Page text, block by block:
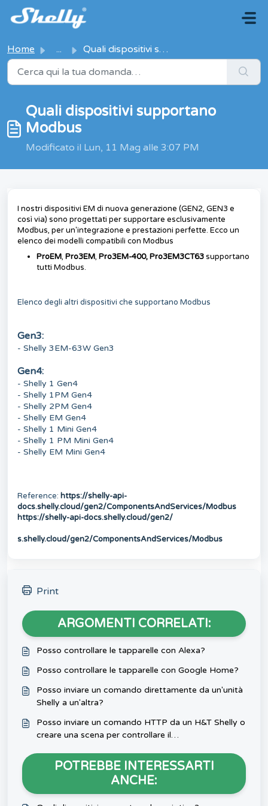
Salta al contenuto principale
Home ... Quali dispositivi supportano Modbus
Quali dispositivi supportano
Modbus
Modificato il Lun, 11 Mag alle 3:07 PM
I nostri dispositivi EM di nuova generazione (GEN2, GEN3 e
così via) sono progettati per supportare esclusivamente
Modbus, per un'integrazione e prestazioni perfette. Ecco un
elenco dei modelli compatibili con Modbus
ProEM, Pro3EM, Pro3EM-400, Pro3EM3CT63supportano
tutti Modbus.
Elenco degli altri dispositivi che supportano Modbus
Gen3:
- Shelly 3EM-63W Gen3
Gen4:
- Shelly 1 Gen4
- Shelly 1PM Gen4
- Shelly 2PM Gen4
- Shelly EM Gen4
- Shelly 1 Mini Gen4
- Shelly 1 PM Mini Gen4
- Shelly EM Mini Gen4
Reference: https://shelly-api-
docs.shelly.cloud/gen2/ComponentsAndServices/Modbus
https://shelly-api-docs.shelly.cloud/gen2/
s.shelly.cloud/gen2/ComponentsAndServices/Modbus
Print
ARGOMENTI CORRELATI:
Posso controllare le tapparelle con Alexa?
Posso controllare le tapparelle con Google Home?
Posso inviare un comando direttamente da un'unità
Shelly a un'altra?
Posso inviare un comando HTTP da un H&T Shelly o
creare una scena per controllare il
Shelly multicanale?
POTREBBE INTERESSARTI
ANCHE: